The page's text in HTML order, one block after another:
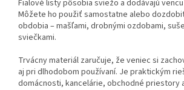
Fialové listy pôsobia sviežo a dodávajú
Môžete ho použiť samostatne alebo
obdobia – mašľami, drobnými ozdobami,
sviečkami.
Trvácny materiál zaručuje, že veniec si
aj pri dlhodobom používaní. Je praktickým
domácnosti, kancelárie, obchodné priestory